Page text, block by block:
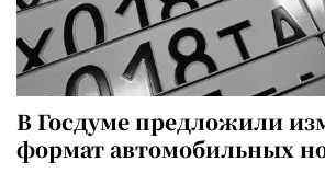
В Госдуме предложили
формат автомобильных